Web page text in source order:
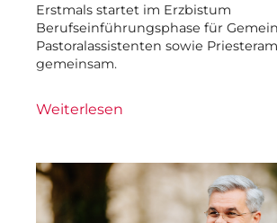
Erstmals startet im Erzbistum
Berufseinführungsphase für
Pastoralassistenten sowie
gemeinsam.
Weiterlesen